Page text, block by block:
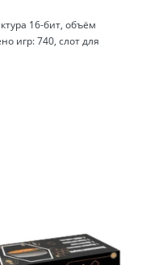
16-бит, объём
игр: 740, слот для